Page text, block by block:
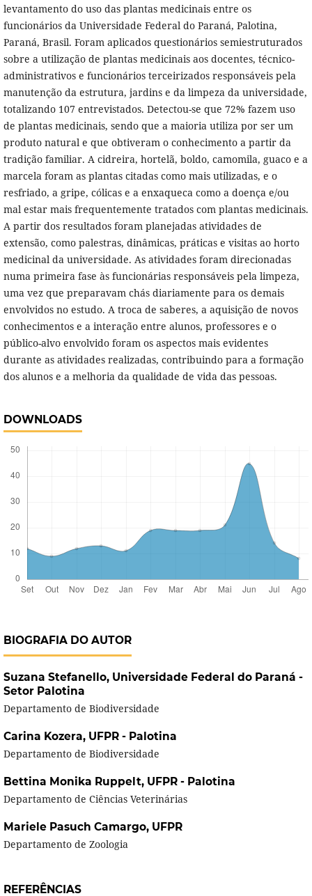
levantamento do uso das plantas medicinais entre os
funcionários da Universidade Federal do Paraná, Palotina,
Paraná, Brasil. Foram aplicados questionários semiestruturados
sobre a utilização de plantas medicinais aos docentes, técnico-
administrativos e funcionários terceirizados responsáveis pela
manutenção da estrutura, jardins e da limpeza da universidade,
totalizando 107 entrevistados. Detectou-se que 72% fazem uso
de plantas medicinais, sendo que a maioria utiliza por ser um
produto natural e que obtiveram o conhecimento a partir da
tradição familiar. A cidreira, hortelã, boldo, camomila, guaco e a
marcela foram as plantas citadas como mais utilizadas, e o
resfriado, a gripe, cólicas e a enxaqueca como a doença e/ou
mal estar mais frequentemente tratados com plantas medicinais.
A partir dos resultados foram planejadas atividades de
extensão, como palestras, dinâmicas, práticas e visitas ao horto
medicinal da universidade. As atividades foram direcionadas
numa primeira fase às funcionárias responsáveis pela limpeza,
uma vez que preparavam chás diariamente para os demais
envolvidos no estudo. A troca de saberes, a aquisição de novos
conhecimentos e a interação entre alunos, professores e o
público-alvo envolvido foram os aspectos mais evidentes
durante as atividades realizadas, contribuindo para a formação
dos alunos e a melhoria da qualidade de vida das pessoas.
DOWNLOADS
BIOGRAFIA DO AUTOR
Suzana Stefanello, Universidade Federal do Paraná -
Setor Palotina
Departamento de Biodiversidade
Carina Kozera, UFPR - Palotina
Departamento de Biodiversidade
Bettina Monika Ruppelt, UFPR - Palotina
Departamento de Ciências Veterinárias
Mariele Pasuch Camargo, UFPR
Departamento de Zoologia
REFERÊNCIAS